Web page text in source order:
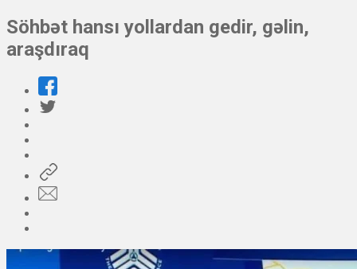
Söhbət hansı yollardan gedir, gəlin,
araşdıraq